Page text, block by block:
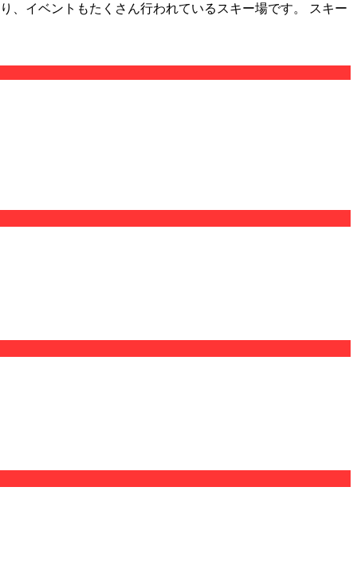
、イベントもたくさん行われているスキー場です。 スキー